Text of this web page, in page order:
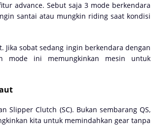
advance. Sebut saja 3 mode berkendara
santai atau mungkin riding saat kondisi
sobat sedang ingin berkendara dengan
mode ini memungkinkan mesin untuk
Slipper Clutch (SC). Bukan sembarang QS,
kita untuk memindahkan gear tanpa